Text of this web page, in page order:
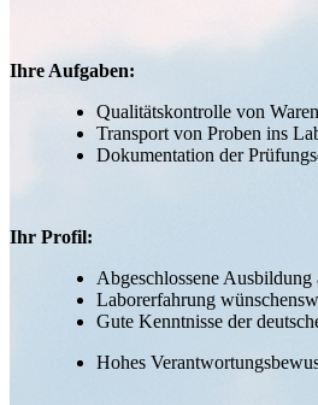
Ihre Aufgaben:
Qualitätskontrolle von
Transport von Proben ins
Dokumentation der
Ihr Profil:
Abgeschlossene
Laborerfahrung
Gute Kenntnisse der
Hohes